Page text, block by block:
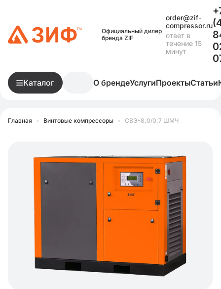
Официальный дилер
бренда ZIF
order@zif-
compressor.ru
ответ в
течение 15
минут
Каталог О брендеУслугиПроектыСтатьи
Главная • Винтовые компрессоры • СВЭ-8,0/0,7 ШМЧ